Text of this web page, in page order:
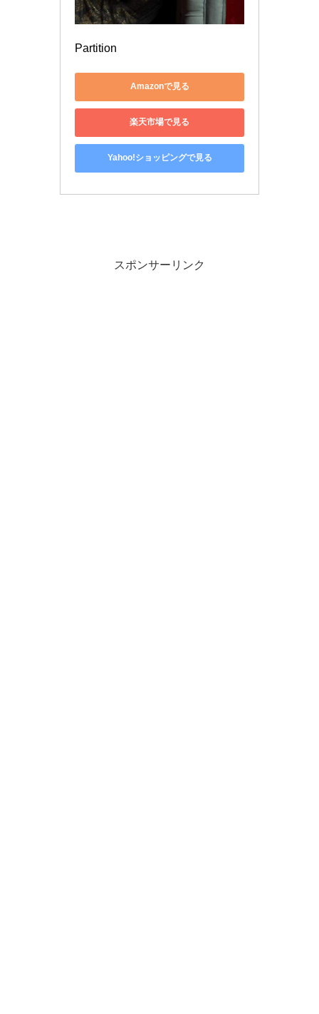
Partition
Amazonで見る
楽天市場で見る
Yahoo!ショッピングで見る
スポンサーリンク